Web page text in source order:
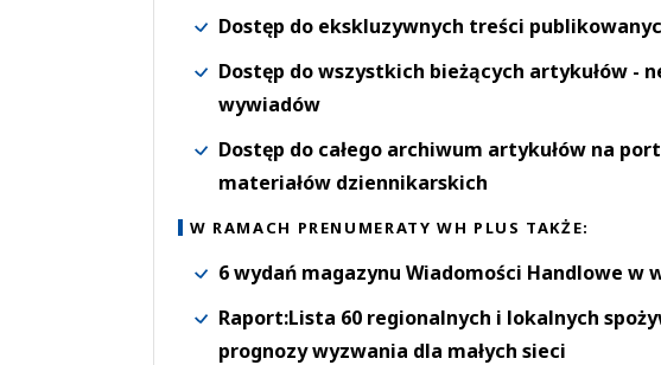
Dostęp do ekskluzywnych treści
Dostęp do wszystkich bieżących artykułów -
wywiadów
Dostęp do całego archiwum artykułów na
materiałów dziennikarskich
W RAMACH PRENUMERATY WH PLUS TAKŻE:
6 wydań magazynu Wiadomości Handlowe w
Raport:Lista 60 regionalnych i lokalnych
prognozy wyzwania dla małych sieci